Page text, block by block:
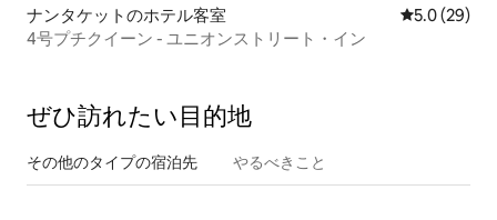
ナンタケットのホテル客室 レビュー29
5.0 (29)
4号プチクイーン - ユニオンストリート・イン
ぜひ訪⁠れ⁠た⁠い目⁠的⁠地
その他のタ⁠イ⁠プ⁠の宿⁠泊⁠先 やるべきこと